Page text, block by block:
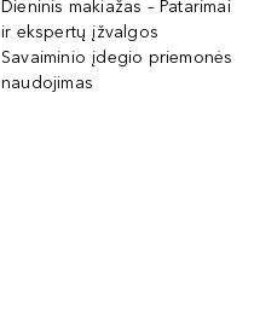
Dieninis makiažas – Patarimai
ir ekspertų įžvalgos
Savaiminio įdegio priemonės
naudojimas